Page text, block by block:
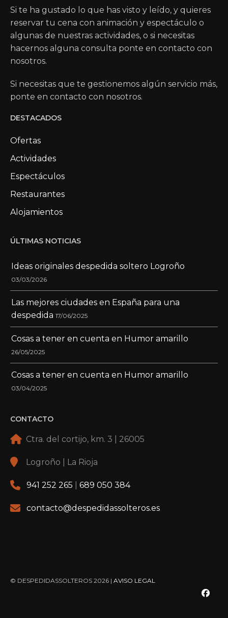
Si te ha gustado lo que has visto y leído, y quieres
reservar tu cena con animación y espectáculo o
algunas de nuestras actividades, o si necesitas
hacernos alguna consulta ponte en contacto con
nosotros.
Si necesitas que te gestionemos algún servicio más,
ponte en contacto con nosotros.
DESTACADOS
Ofertas
Actividades
Espectáculos
Restaurantes
Alojamientos
ÚLTIMAS NOTICIAS
Ideas originales despedida soltero Logroño
03/03/2026
Las mejores ciudades en España para una
despedida 17/06/2025
Cosas a tener en cuenta en Humor amarillo
26/05/2025
Cosas a tener en cuenta en Humor amarillo
03/04/2025
CONTACTO
Ctra. del cortijo, km. 3 | 26005
Logroño | La Rioja
941 252 265 689 050 384
contacto@despedidassolteros.es
© DESPEDIDASSOLTEROS 2026 | AVISO LEGAL